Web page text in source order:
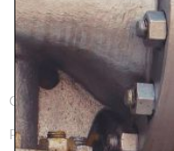
comercial@roweko.com
QUIÉNES SOMOS
PRODUCTOS Y SERVICIOS